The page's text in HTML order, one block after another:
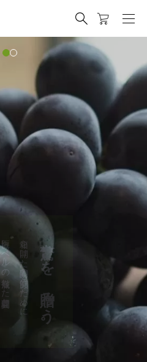
驚きを、贈ろう。
箱を開けた瞬間の笑顔のために。
医療レベルの徹底した品質管理と、